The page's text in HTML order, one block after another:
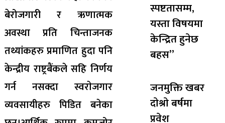
बेरोजगारी र ऋणात्मक
अवस्था प्रति चिन्ताजनक
तथ्यांकहरु प्रमाणित हुदा पनि
केन्द्रीय राष्ट्रबैंकले सहि निर्णय
गर्न नसक्दा स्वराेजगार
व्यवसायीहरु पिडित बनेका
स्पष्टतासम्म,
यस्ता विषयमा
केन्द्रित हुनेछ
बहस”
जनमुक्ति खबर
दाेश्राे बर्षमा
प्रवेश